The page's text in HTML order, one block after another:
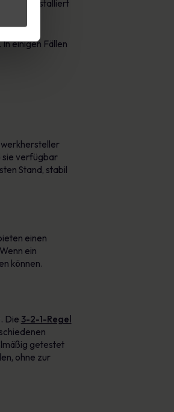
wird, installiert
einigen Fällen
sie verfügbar
Stand, stabil
einen
ein
können.
Die 3-2-1-Regel
getestet
ohne zur